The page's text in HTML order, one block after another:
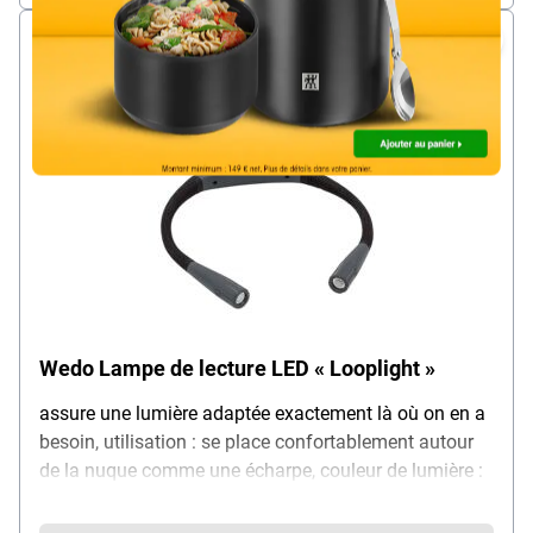
Wedo Lampe de lecture LED « Looplight »
assure une lumière adaptée exactement là où on en a
besoin, utilisation : se place confortablement autour
de la nuque comme une écharpe, couleur de lumière :
6000 K / neutre 4000 K), matériaux : métal & silicone